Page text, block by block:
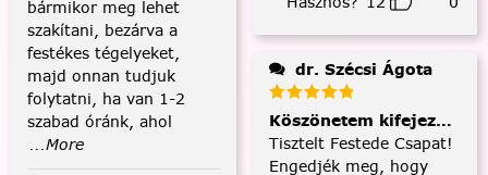
bármikor meg lehet
szakítani, bezárva a
festékes tégelyeket,
majd onnan tudjuk
folytatni, ha van 1-2
szabad óránk, ahol
...More
dr. Szécsi Ágota
Köszönetem kifejezése
Tisztelt Festede Csapat!
Engedjék meg, hogy